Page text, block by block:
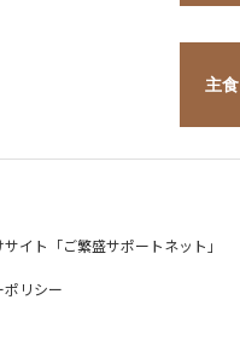
主食
イト「ご繁盛サポートネット」
ポリシー